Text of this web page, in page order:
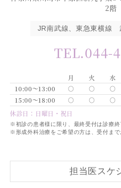
2階
JR南武線、東急東横線
TEL.044-
月 火 水
10:00～13:00
○ ○ ○
15:00～18:00
○ ○ ○
休診日：日曜日・祝日
※初診の患者様に限り、最終受付は診療
※形成外科治療をご希望の方は、受付ま
担当医スケ